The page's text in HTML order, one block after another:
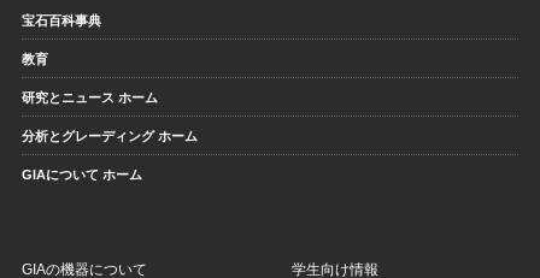
宝石百科事典
教育
研究とニュース ホーム
分析とグレーディング ホーム
GIAについて ホーム
GIAの機器について 学生向け情報